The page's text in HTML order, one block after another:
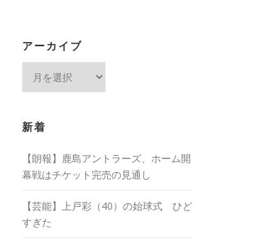
アーカイブ
イ
ブ
新着
【朗報】鹿島アントラーズ、ホーム開
幕戦はチケット完売の見通し
【芸能】上戸彩（40）の始球式 ひど
すぎた